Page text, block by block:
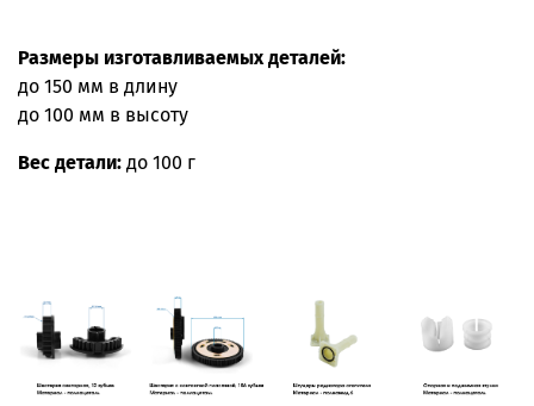
Размеры изготавливаемых деталей:
до 150 мм в длину
до 100 мм в высоту
Вес детали: до 100 г